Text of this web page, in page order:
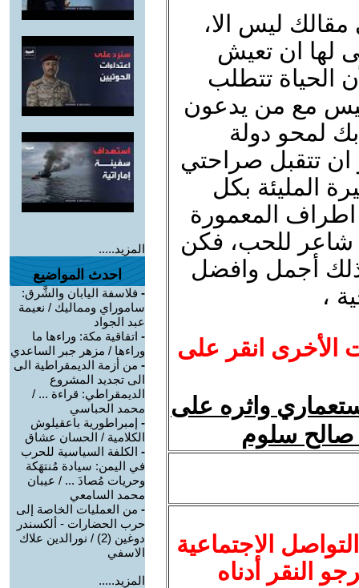
ليس الا،
لها ان تعيش
الحياة تتطلب
مع من يدعون
لمحو دولة
ان تتقبل صراحتي
المليئة بكل
اطراف المعمورة
شاعر للحب، فكن
أجمل وافضل
،
الأخرى انقر على
واثره على
صالح سلوم
الاجتماعية
النقر أدناه
المزيد.....
احدث المواضيع
- فلاسفة اليابان والشَّرق:
ساموراي ومماليك / نعيمة
عبد الجواد
- اتفاقية مكة: وراءها ما
وراءها / مزهر جبر الساعدي
- من أزمة الديمقراطية الى
الى تجديد المشروع
الديمقراطي: قراءة ... /
محمد الحباسي
- إمبراطورية باعقيلوش
الكلامية / الحسان عشاق
- الكلفة السياسية للحرب
في اليمن: سيادة مُنتهَكة
وحريات مُصادَ ... / عيبان
محمد السامعي
- من العمليات الخاصة إلى
حرب الحضارات - ألكسندر
دوغين (2) / نورالدين علاك
الاسفي
المزيد.....